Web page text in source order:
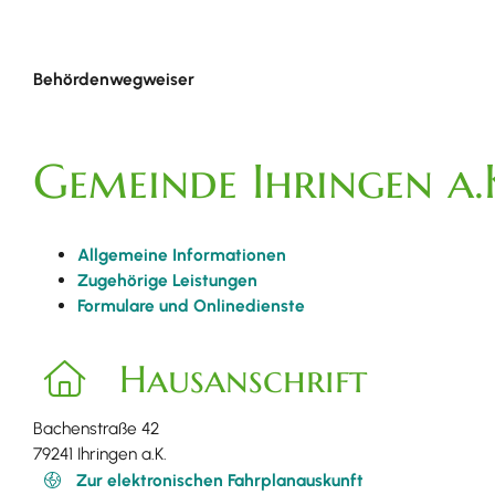
Behördenwegweiser
Gemeinde Ihringen
Allgemeine Informationen
Zugehörige Leistungen
Formulare und Onlinedienste
Hausanschrift
Bachenstraße 42
79241 Ihringen a.K.
Zur elektronischen Fahrplanauskunft